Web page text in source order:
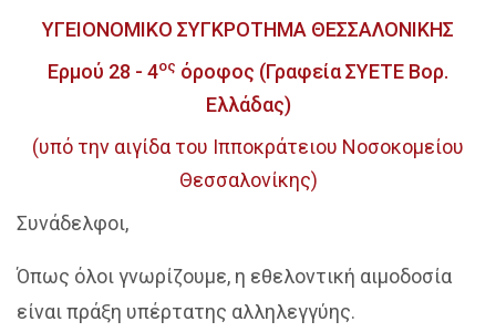
ΥΓΕΙΟΝΟΜΙΚΟ ΣΥΓΚΡΟΤΗΜΑ ΘΕΣΣΑΛΟΝΙΚΗΣ
Ερμού 28 - 4ος όροφος (Γραφεία ΣΥΕΤΕ Βορ.
Ελλάδας)
(υπό την αιγίδα του Ιπποκράτειου Νοσοκομείου
Θεσσαλονίκης)
Συνάδελφοι,
Όπως όλοι γνωρίζουμε, η εθελοντική αιμοδοσία
είναι πράξη υπέρτατης αλληλεγγύης.